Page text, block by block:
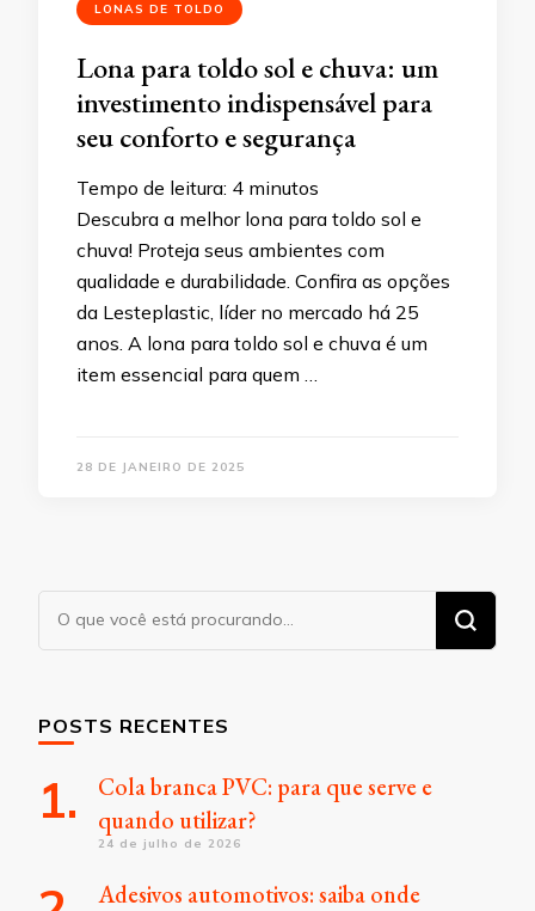
LONAS DE TOLDO
Lona para toldo sol e chuva: um
investimento indispensável para
seu conforto e segurança
Tempo de leitura: 4 minutos
Descubra a melhor lona para toldo sol e
chuva! Proteja seus ambientes com
qualidade e durabilidade. Confira as opções
da Lesteplastic, líder no mercado há 25
anos. A lona para toldo sol e chuva é um
item essencial para quem …
28 DE JANEIRO DE 2025
Procurando
algo?
POSTS RECENTES
Cola branca PVC: para que serve e
quando utilizar?
24 de julho de 2026
Adesivos automotivos: saiba onde